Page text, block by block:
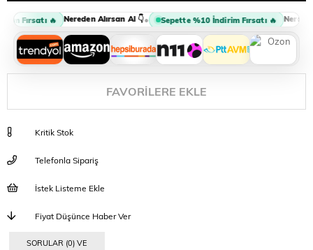
Fırsatı 🔥 Nereden Alırsan Al 👇• Sepette %10 İndirim Fırsatı 🔥
FAVORILERE EKLE
Kritik Stok
Telefonla Sipariş
İstek Listeme Ekle
Fiyat Düşünce Haber Ver
SORULAR (0) VE